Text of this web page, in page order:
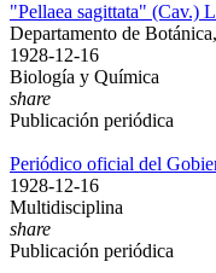
"Pellaea sagittata" (Cav.)
Departamento de
1928-12-16
Biología y Química
share
Publicación periódica
Periódico oficial del
1928-12-16
Multidisciplina
share
Publicación periódica